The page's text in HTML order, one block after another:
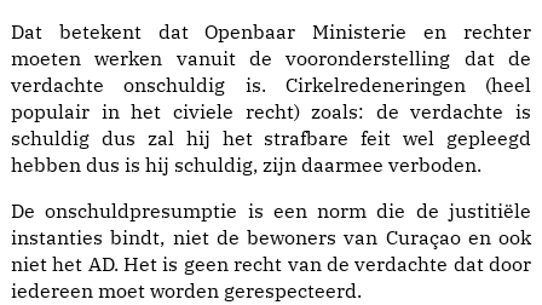
Dat betekent dat Openbaar Ministerie en rechter
moeten werken vanuit de vooronderstelling dat de
verdachte onschuldig is. Cirkelredeneringen (heel
populair in het civiele recht) zoals: de verdachte is
schuldig dus zal hij het strafbare feit wel gepleegd
hebben dus is hij schuldig, zijn daarmee verboden.
De onschuldpresumptie is een norm die de justitiële
instanties bindt, niet de bewoners van Curaçao en ook
niet het AD. Het is geen recht van de verdachte dat door
iedereen moet worden gerespecteerd.